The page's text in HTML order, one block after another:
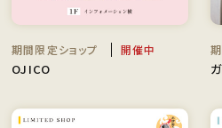
期間限定ショップ 開催中
OJICO